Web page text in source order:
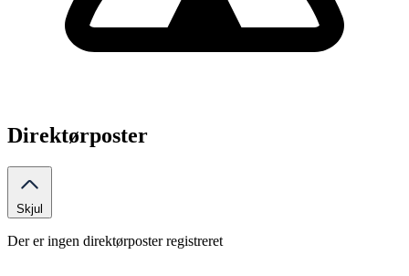
Direktørposter
Skjul
Der er ingen direktørposter registreret